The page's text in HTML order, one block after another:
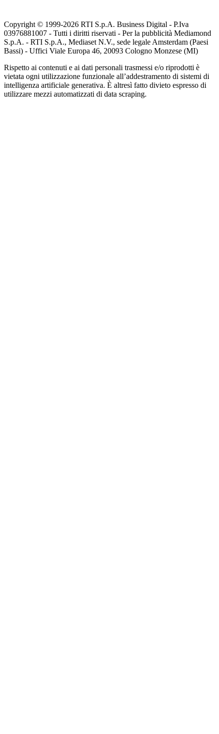
Copyright © 1999-2026 RTI S.p.A. Business Digital - P.Iva
03976881007 - Tutti i diritti riservati - Per la pubblicità Mediamond
S.p.A. - RTI S.p.A., Mediaset N.V., sede legale Amsterdam (Paesi
Bassi) - Uffici Viale Europa 46, 20093 Cologno Monzese (MI)
Rispetto ai contenuti e ai dati personali trasmessi e/o riprodotti è
vietata ogni utilizzazione funzionale all’addestramento di sistemi di
intelligenza artificiale generativa. È altresì fatto divieto espresso di
utilizzare mezzi automatizzati di data scraping.